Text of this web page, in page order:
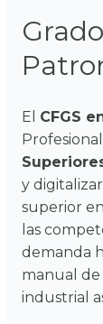
El CFGS
y
superior
las
demanda
manual de
industrial